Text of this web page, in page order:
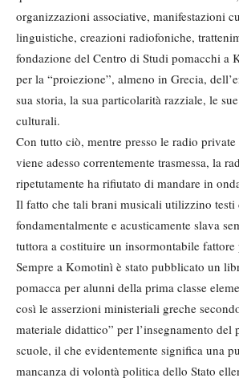
organizzazioni associative, manifestazioni
linguistiche, creazioni radiofoniche,
fondazione del Centro di Studi pomacchi a
per la “proiezione”, almeno in Grecia,
sua storia, la sua particolarità razziale, le
culturali.
Con tutto ciò, mentre presso le radio
viene adesso correntemente trasmessa, la
ripetutamente ha rifiutato di mandare in
Il fatto che tali brani musicali utilizzino testi
fondamentalmente e acusticamente slava
tuttora a costituire un insormontabile fattore
Sempre a Komotinì è stato pubblicato un
pomacca per alunni della prima classe
così le asserzioni ministeriali greche
materiale didattico” per l’insegnamento del
scuole, il che evidentemente significa una
mancanza di volontà politica dello Stato